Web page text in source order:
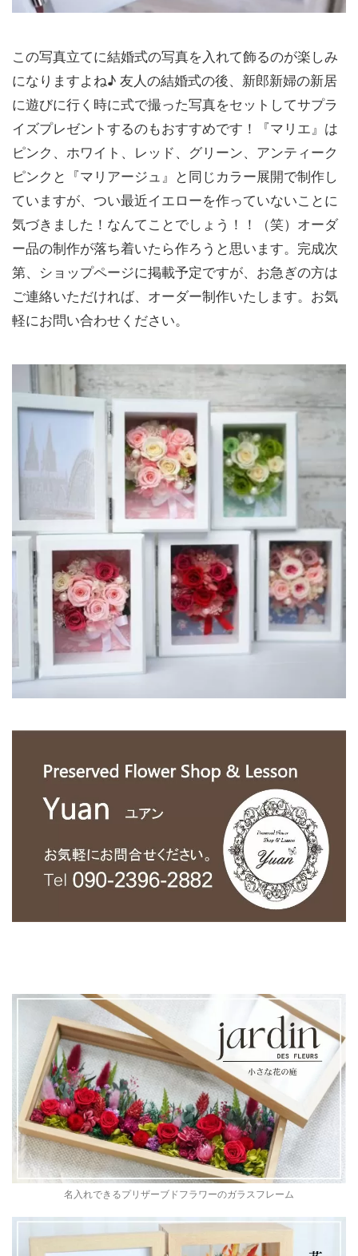
この写真立てに結婚式の写真を入れて飾るのが楽しみ
になりますよね♪ 友人の結婚式の後、新郎新婦の新居
に遊びに行く時に式で撮った写真をセットしてサプラ
イズプレゼントするのもおすすめです！『マリエ』は
ピンク、ホワイト、レッド、グリーン、アンティーク
ピンクと『マリアージュ』と同じカラー展開で制作し
ていますが、つい最近イエローを作っていないことに
気づきました！なんてことでしょう！！（笑）オーダ
ー品の制作が落ち着いたら作ろうと思います。完成次
第、ショップページに掲載予定ですが、お急ぎの方は
ご連絡いただければ、オーダー制作いたします。お気
軽にお問い合わせください。
名入れできるプリザーブドフラワーのガラスフレーム